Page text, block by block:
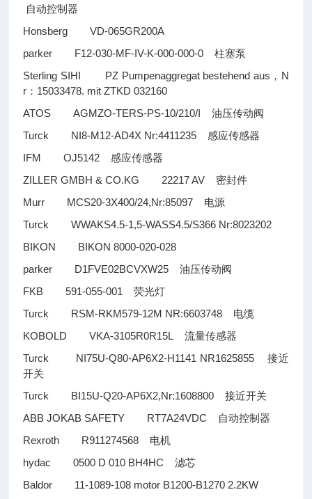
自动控制器
Honsberg VD-065GR200A
parker F12-030-MF-IV-K-000-000-0柱塞泵
Sterling SIHI PZ Pumpenaggregat bestehend aus ， N
r ： 15033478. mit ZTKD 032160
ATOS AGMZO-TERS-PS-10/210/I油压传动阀
Turck NI8-M12-AD4X Nr:4411235感应传感器
IFM OJ5142感应传感器
ZILLER GMBH & CO.KG 22217 AV 密封件
Murr MCS20-3X400/24,Nr:85097 电源
Turck WWAKS4.5-1,5-WASS4.5/S366 Nr:8023202
BIKON BIKON 8000-020-028
parker D1FVE02BCVXW25油压传动阀
FKB 591-055-001荧光灯
Turck RSM-RKM579-12M NR:6603748 电缆
KOBOLD VKA-3105R0R15L流量传感器
Turck NI75U-Q80-AP6X2-H1141 NR1625855 接近
开关
Turck BI15U-Q20-AP6X2,Nr:1608800接近开关
ABB JOKAB SAFETY RT7A24VDC 自动控制器
Rexroth R911274568 电机
hydac 0500 D 010 BH4HC滤芯
Baldor 11-1089-108 motor B1200-B1270 2.2KW